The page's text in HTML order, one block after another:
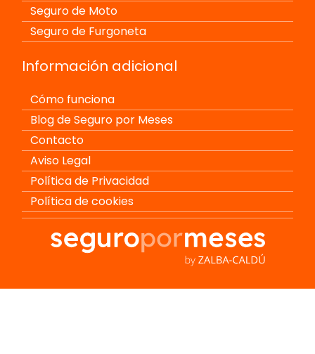
Seguro de Moto
Seguro de Furgoneta
Información adicional
Cómo funciona
Blog de Seguro por Meses
Contacto
Aviso Legal
Política de Privacidad
Política de cookies